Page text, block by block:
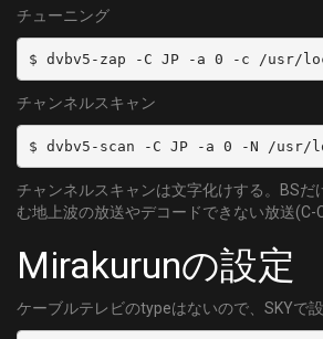
	SYMBOL_RATE = 5274000
	MODULATION = QAM/AUTO
[16]
	SYMBOL_RATE = 5274000
	MODULATION = QAM/AUTO
	DELIVERY_SYSTEM = DVBC/ANNEX_A
	FREQUENCY = 497000000
	SYMBOL_RATE = 5274000
	MODULATION = QAM/AUTO
チューニング
$ dvbv5-zap -C JP -a 0 -c /usr/
チャンネルスキャン
$ dvbv5-scan -C JP -a 0 -N /usr/
チャンネルスキャンは文字化けする。BSだ
む地上波の放送やデコードできない放送(C-
Mirakurunの設定
ケーブルテレビのtypeはないので、SKYで設